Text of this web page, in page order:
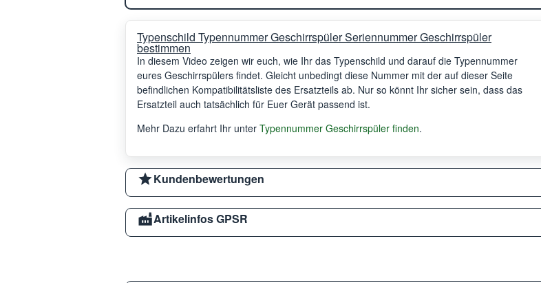
Typenschild Typennummer Geschirrspüler Seriennummer Geschirrspüler
bestimmen
In diesem Video zeigen wir euch, wie Ihr das Typenschild und darauf die Typennummer
eures Geschirrspülers findet. Gleicht unbedingt diese Nummer mit der auf dieser Seite
befindlichen Kompatibilitätsliste des Ersatzteils ab. Nur so könnt Ihr sicher sein, dass das
Ersatzteil auch tatsächlich für Euer Gerät passend ist.
Mehr Dazu erfahrt Ihr unter Typennummer Geschirrspüler finden.
Kundenbewertungen
Artikelinfos GPSR